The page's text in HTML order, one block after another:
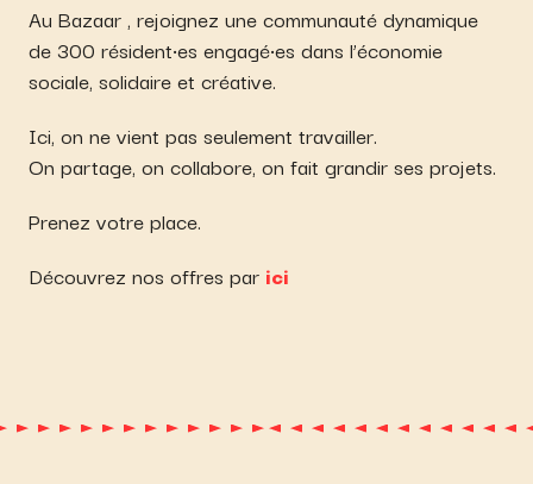
Au Bazaar , rejoignez une communauté dynamique
de 300 résident·es engagé·es dans l’économie
sociale, solidaire et créative.
Ici, on ne vient pas seulement travailler.
On partage, on collabore, on fait grandir ses projets.
Prenez votre place.
Découvrez nos offres par ici